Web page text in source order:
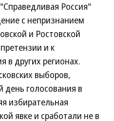
Россия"
с непризнанием
и Ростовской
и к
в других регионах.
выборов,
голосования в
избирательная
явке и сработали не в